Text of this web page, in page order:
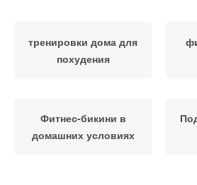
тренировки дома для
похудения
Фитнес-бикини в
домашних условиях